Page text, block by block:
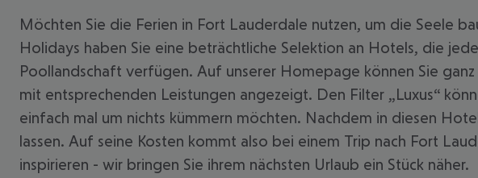
Möchten Sie die Ferien in Fort Lauderdale nutzen, um die Seele
Holidays haben Sie eine beträchtliche Selektion an Hotels, die
Poollandschaft verfügen. Auf unserer Homepage können Sie
mit entsprechenden Leistungen angezeigt. Den Filter „Luxus“
einfach mal um nichts kümmern möchten. Nachdem in diesen
lassen. Auf seine Kosten kommt also bei einem Trip nach Fort
inspirieren - wir bringen Sie ihrem nächsten Urlaub ein Stück näher.